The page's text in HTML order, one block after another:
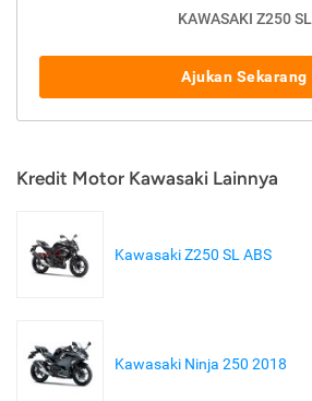
KAWASAKI Z250 SL
Ajukan Sekarang
Kredit Motor Kawasaki Lainnya
Kawasaki Z250 SL ABS
Kawasaki Ninja 250 2018